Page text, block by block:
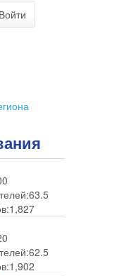
Войти
63.5
1,827
62.5
1,902